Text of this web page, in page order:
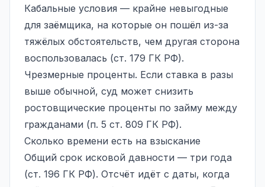
Кабальные условия — крайне невыгодные
для заёмщика, на которые он пошёл из-за
тяжёлых обстоятельств, чем другая сторона
воспользовалась (ст. 179 ГК РФ).
Чрезмерные проценты. Если ставка в разы
выше обычной, суд может снизить
ростовщические проценты по займу между
гражданами (п. 5 ст. 809 ГК РФ).
Сколько времени есть на взыскание
Общий срок исковой давности — три года
(ст. 196 ГК РФ). Отсчёт идёт с даты, когда